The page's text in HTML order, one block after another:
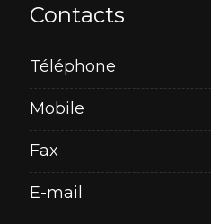
Contacts
Téléphone
Mobile
Fax
E-mail